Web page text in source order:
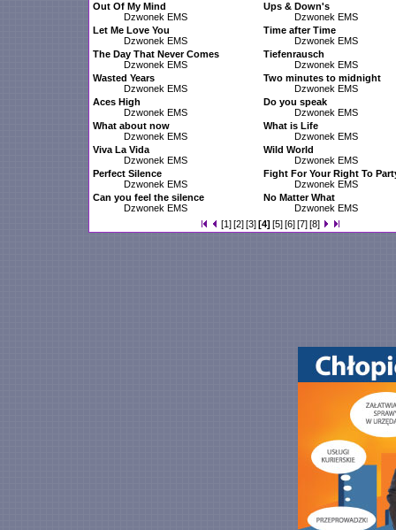
Out Of My Mind
Dzwonek EMS
Ups & Down's
Dzwonek EMS
Let Me Love You
Dzwonek EMS
Time after Time
Dzwonek EMS
The Day That Never Comes
Dzwonek EMS
Tiefenrausch
Dzwonek EMS
Wasted Years
Dzwonek EMS
Two minutes to midnight
Dzwonek EMS
Aces High
Dzwonek EMS
Do you speak
Dzwonek EMS
What about now
Dzwonek EMS
What is Life
Dzwonek EMS
Viva La Vida
Dzwonek EMS
Wild World
Dzwonek EMS
Perfect Silence
Dzwonek EMS
Fight For Your Right To
Dzwonek EMS
Can you feel the silence
Dzwonek EMS
No Matter What
Dzwonek EMS
[1][2][3][4] [5][6][7][8]